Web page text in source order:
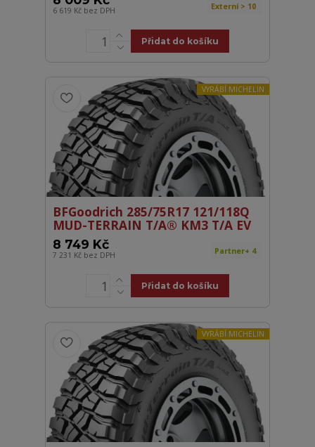
6 619 Kč bez DPH Externí > 10
Přidat do košíku
VYRÁBÍ MICHELIN
BFGoodrich 285/75R17 121/118Q
MUD-TERRAIN T/A® KM3 T/A EV
8 749 Kč
7 231 Kč bez DPH Partner+ 4
Přidat do košíku
VYRÁBÍ MICHELIN